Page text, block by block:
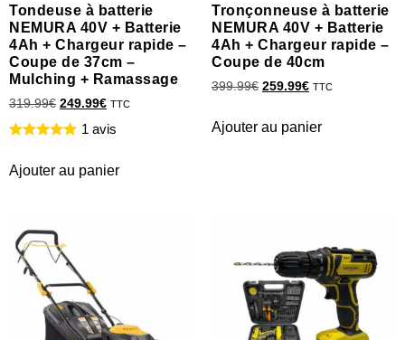
Tondeuse à batterie
NEMURA 40V + Batterie
4Ah + Chargeur rapide –
Coupe de 37cm –
Mulching + Ramassage
319.99€ 249.99€ TTC
1 avis
Ajouter au panier
Tronçonneuse à batterie
NEMURA 40V + Batterie
4Ah + Chargeur rapide –
Coupe de 40cm
399.99€ 259.99€ TTC
Ajouter au panier